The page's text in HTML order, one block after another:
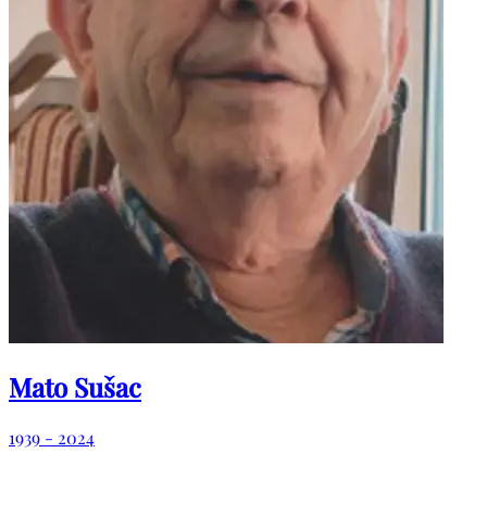
Mato Sušac
1939 - 2024